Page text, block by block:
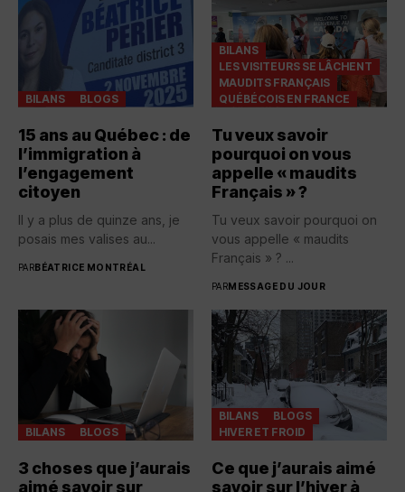
BILANS BLOGS
15 ans au Québec : de
l’immigration à
l’engagement
citoyen
Il y a plus de quinze ans, je
posais mes valises au...
PARBÉATRICE MONTRÉAL
BILANS
LES VISITEURS SE LÂCHENT
MAUDITS FRANÇAIS
QUÉBÉCOIS EN FRANCE
Tu veux savoir
pourquoi on vous
appelle « maudits
Français » ?
Tu veux savoir pourquoi on
vous appelle « maudits
Français » ? ...
PARMESSAGE DU JOUR
BILANS BLOGS
3 choses que j’aurais
aimé savoir sur
BILANS
BLOGS
HIVER ET FROID
Ce que j’aurais aimé
savoir sur l’hiver à